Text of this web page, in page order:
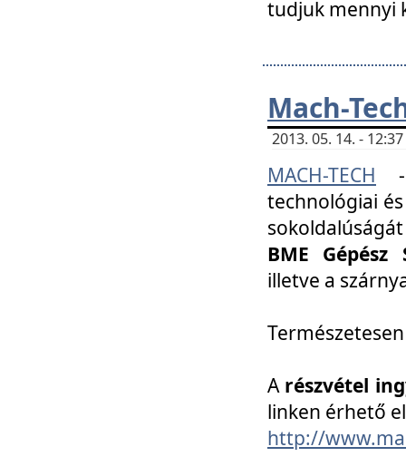
tudjuk mennyi
Mach-
2013. 05. 14. -
MACH-TECH
technológiai
BME
illetve a
A részvétel
linken érhető
http://